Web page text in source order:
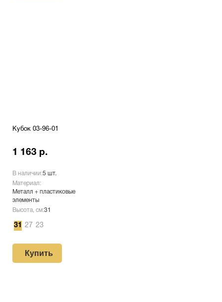
Кубок 03-96-01
1 163 р.
В наличии:5 шт.
Материал:
Металл + пластиковые
элементы
Высота, см:31
31 27 23
Купить